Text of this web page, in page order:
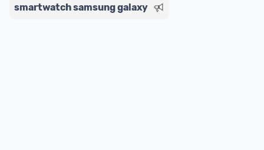
smartwatch samsung galaxy